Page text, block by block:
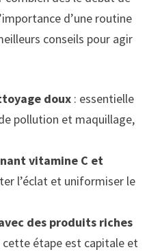
d’une routine
conseils pour agir
doux: essentielle
pollution et maquillage,
vitamine C et
l’éclat et uniformiser le
des produits riches
étape est capitale et